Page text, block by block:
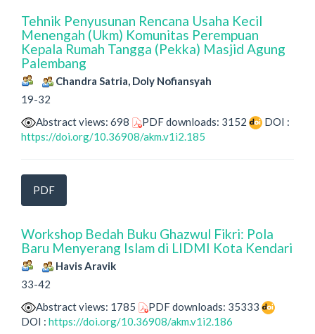
Tehnik Penyusunan Rencana Usaha Kecil
Menengah (Ukm) Komunitas Perempuan
Kepala Rumah Tangga (Pekka) Masjid Agung
Palembang
Chandra Satria, Doly Nofiansyah
19-32
Abstract views: 698
PDF downloads: 3152
DOI :
https://doi.org/10.36908/akm.v1i2.185
PDF
Workshop Bedah Buku Ghazwul Fikri: Pola
Baru Menyerang Islam di LIDMI Kota Kendari
Havis Aravik
33-42
Abstract views: 1785
PDF downloads: 35333
DOI : https://doi.org/10.36908/akm.v1i2.186